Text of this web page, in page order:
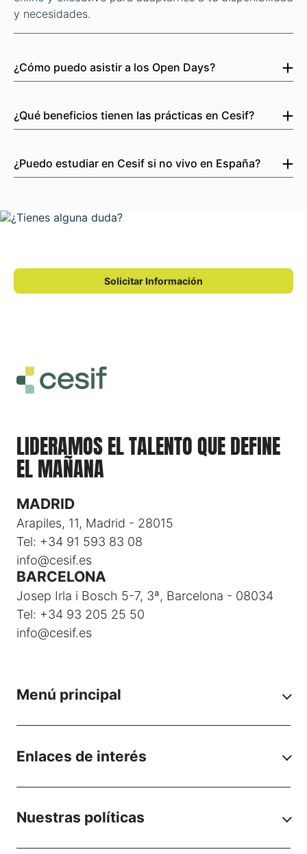
y necesidades.
¿Cómo puedo asistir a los Open Days?
directa de nuestros programas. Consulta las fechas
¿Qué beneficios tienen las prácticas en Cesif?
Gracias a nuestras alianzas, los egresados de Cesif
¿Puedo estudiar en Cesif si no vivo en España?
desde cualquier parte del mundo, manteniendo la
Solicitar Información
LIDERAMOS EL TALENTO QUE DEFINE
EL MAÑANA
MADRID
Arapiles, 11, Madrid - 28015
Tel: +34 91 593 83 08
info@cesif.es
BARCELONA
Josep Irla i Bosch 5-7, 3ª, Barcelona - 08034
Tel: +34 93 205 25 50
info@cesif.es
Menú principal
Enlaces de interés
Nuestras políticas